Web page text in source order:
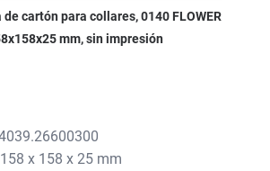
cartón para collares, 0140 FLOWER
mm, sin impresión
x 158 x 25 mm